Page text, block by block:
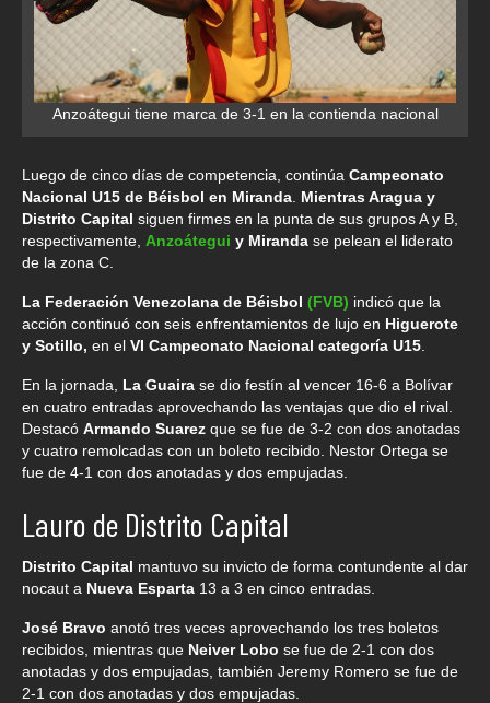
Anzoátegui tiene marca de 3-1 en la contienda nacional
Luego de cinco días de competencia, continúa Campeonato
Nacional U15 de Béisbol en Miranda Mientras Aragua y
Distrito Capital siguen firmes en la punta de sus grupos A y B,
respectivamente, Anzoátegui y Miranda se pelean el liderato
de la zona C.
La Federación Venezolana de Béisbol (FVB) indicó que la
acción continuó con seis enfrentamientos de lujo en Higuerote
y Sotillo, en el VI Campeonato Nacional categoría U15
En la jornada, La Guaira se dio festín al vencer 16-6 a Bolívar
en cuatro entradas aprovechando las ventajas que dio el rival.
Destacó Armando Suarez que se fue de 3-2 con dos anotadas
y cuatro remolcadas con un boleto recibido. Nestor Ortega se
fue de 4-1 con dos anotadas y dos empujadas.
Lauro de Distrito Capital
Distrito Capital mantuvo su invicto de forma contundente al dar
nocaut a Nueva Esparta 13 a 3 en cinco entradas.
José Bravo anotó tres veces aprovechando los tres boletos
recibidos, mientras que Neiver Lobo se fue de 2-1 con dos
anotadas y dos empujadas, también Jeremy Romero se fue de
2-1 con dos anotadas y dos empujadas.